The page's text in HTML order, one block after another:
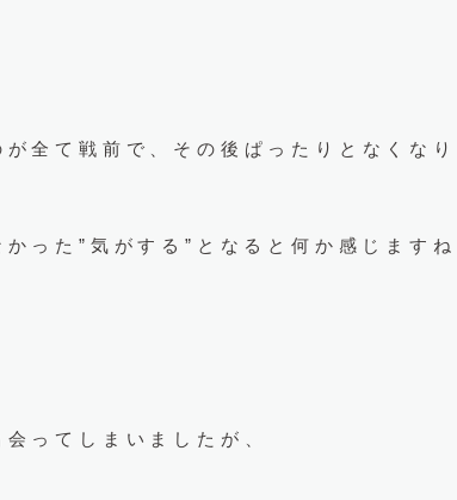
全て戦前で、その後ぱったりとなくな
った”気がする”となると何か感じます
ってしまいましたが、